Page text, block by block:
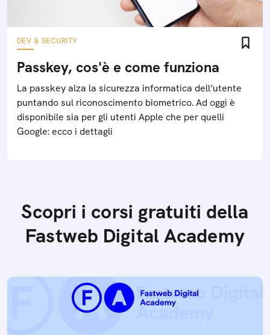
DEV & SECURITY
Passkey, cos'è e come funziona
La passkey alza la sicurezza informatica dell’utente
puntando sul riconoscimento biometrico. Ad oggi è
disponibile sia per gli utenti Apple che per quelli
Google: ecco i dettagli
Scopri i corsi gratuiti della
Fastweb Digital Academy